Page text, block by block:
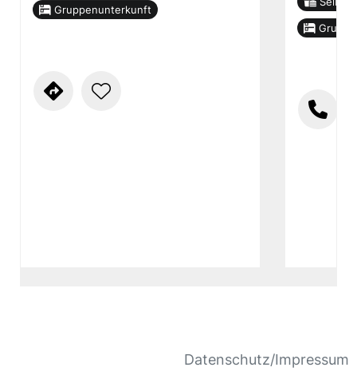
Gruppenunterkunft
Datenschutz/Impressum